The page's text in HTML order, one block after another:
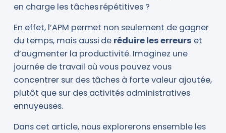
en charge les tâches répétitives ?
En effet, l’APM permet non seulement de gagner
du temps, mais aussi de réduire les erreurs et
d’augmenter la productivité. Imaginez une
journée de travail où vous pouvez vous
concentrer sur des tâches à forte valeur ajoutée,
plutôt que sur des activités administratives
ennuyeuses.
Dans cet article, nous explorerons ensemble les